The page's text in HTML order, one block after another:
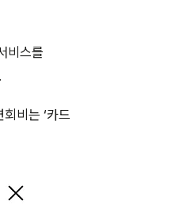
비스를
비는 ‘카드